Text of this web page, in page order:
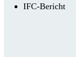
IFC-Bericht